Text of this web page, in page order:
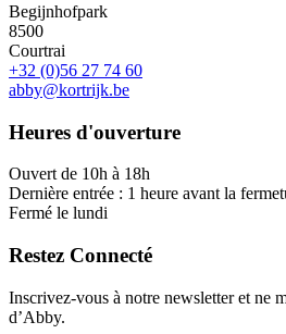
Begijnhofpark
8500
Courtrai
+32 (0)56 27 74 60
abby@kortrijk.be
Heures d'ouverture
Ouvert de 10h à 18h
Dernière entrée : 1 heure avant la
Fermé le lundi
Restez Connecté
Inscrivez-vous à notre newsletter et ne
d’Abby.